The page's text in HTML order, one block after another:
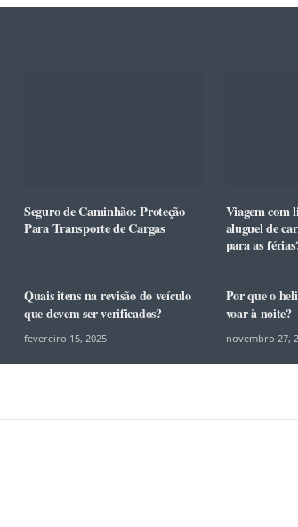
Seguro de Caminhão: Proteção
Para Transporte de Cargas
Viagem com
aluguel de
para as
Quais itens na revisão do veículo
que devem ser verificados?
fevereiro 15, 2025
Por que o
voar à noite?
novembro 27,